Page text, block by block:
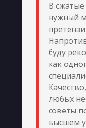
В сжатые
нужный
буду
как
любых
советы
высшем